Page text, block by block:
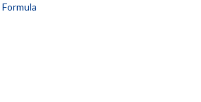
Formula